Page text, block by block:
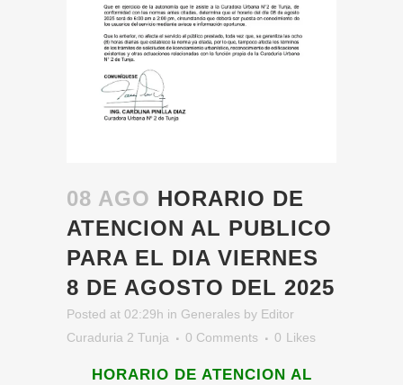
08 AGO HORARIO DE
ATENCION AL PUBLICO
PARA EL DIA VIERNES
8 DE AGOSTO DEL 2025
Posted at 02:29h in Generales by Editor
Curaduria 2 Tunja
0 Comments 0 Likes
HORARIO DE ATENCION AL